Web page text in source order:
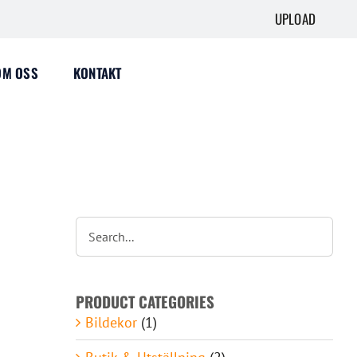
UPLOAD
OSS KONTAKT
PRODUCT CATEGORIES
Bildekor (1)